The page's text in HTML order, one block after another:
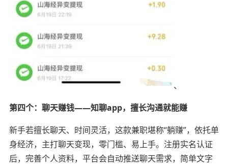
、
第四个：聊天赚钱——知聊app，擅长沟通就能赚
新手若擅长聊天、时间灵活，这款兼职堪称“躺赚”，依托单
身经济，主打聊天变现，零门槛、易上手。注册实名认证
后，完善个人资料，平台会自动推送聊天需求，简单文字